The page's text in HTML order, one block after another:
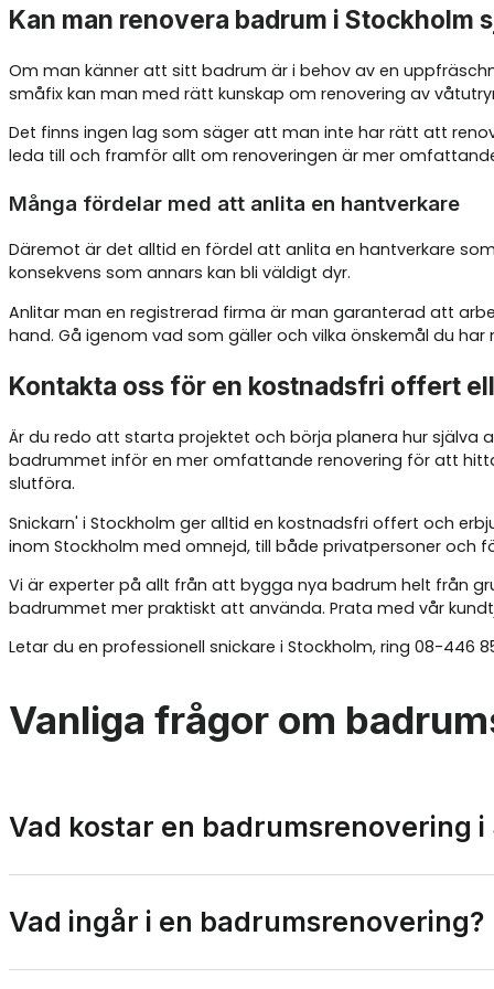
Kan man renovera badrum i Stockholm
Om man känner att sitt badrum är i behov av en
småfix kan man med rätt kunskap om renovering av
Det finns ingen lag som säger att man inte har rätt att
leda till och framför allt om renoveringen är mer
Många fördelar med att anlita en hantverkare
Däremot är det alltid en fördel att anlita en hantverkare
konsekvens som annars kan bli väldigt dyr.
Anlitar man en registrerad firma är man garanterad att
hand. Gå igenom vad som gäller och vilka önskemål du
Kontakta oss för en kostnadsfri offert
Är du redo att starta projektet och börja planera hur själva
badrummet inför en mer omfattande renovering för att
slutföra.
Snickarn' i Stockholm ger alltid en kostnadsfri offert och
inom Stockholm med omnejd, till både privatpersoner och
Vi är experter på allt från att bygga nya badrum helt från
badrummet mer praktiskt att använda. Prata med vår
Letar du en professionell snickare i Stockholm, ring 08-446
Vanliga frågor om
Vad kostar en badrumsrenovering i
renovering av badrum så kommer du behöva en högre
Vad ingår i en badrumsrenovering?